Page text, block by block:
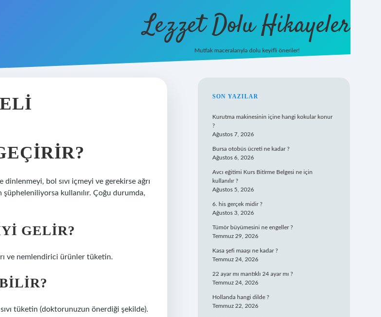
Lezzet Dolu Hikayeler
Mutfak maceralarıyla dolu keyifli öneriler!
bol sıvı içmeyi ve gerekirse ağrı
kullanılır. Çoğu durumda,
GELIR?
ve nemlendirici ürünler tüketin.
tüketin (doktorunuzun önerdiği şekilde).
SIDEBAR
SON YAZILAR
Kurutma makinesinin içine hangi kokular konur
?
Ağustos 7, 2026
Bursa otobüs ücreti ne kadar ?
Ağustos 6, 2026
Avcı eğitimi Kurs Bitirme Belgesi ne için
kullanılır ?
Ağustos 5, 2026
6. his gerçek midir ?
Ağustos 3, 2026
Tümör büyümesini ne engeller ?
Temmuz 29, 2026
Kasa şefi maaşı ne kadar ?
Temmuz 24, 2026
22 ayar mı mantıklı 24 ayar mı ?
Temmuz 24, 2026
Hollanda hangi dilde ?
Temmuz 22, 2026